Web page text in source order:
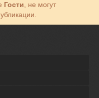
Гости, не могут